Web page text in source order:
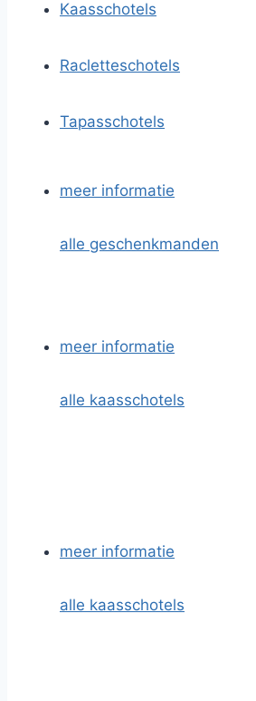
Kaasschotels
Racletteschotels
Tapasschotels
meer informatie
alle geschenkmanden
meer informatie
alle kaasschotels
meer informatie
alle kaasschotels